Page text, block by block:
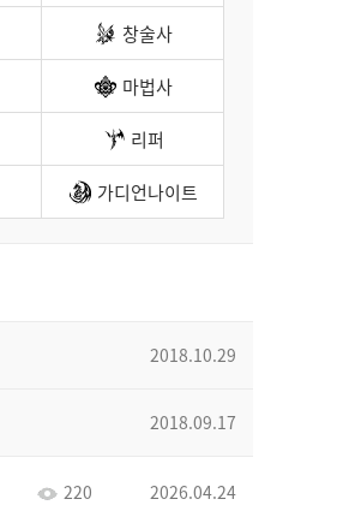
창술사
마법사
리퍼
가디언나이트
2018.10.29
2018.09.17
220 2026.04.24